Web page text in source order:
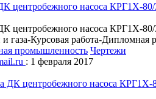
центробежного насоса КРГ1Х-
центробежного насоса КРГ1Х-
газа-Курсовая работа-Дипломная
промышленность Чертежи
: 1 февраля 2017